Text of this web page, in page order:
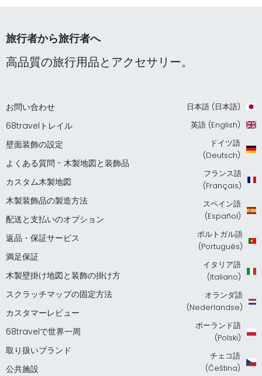
旅行者から旅行者へ
高品質の旅行用品とアクセサリー。
お問い合わせ
68travelトレイル
壁面装飾の設定
よくある質問 - 木製地図と装飾品
カスタム木製地図
木製装飾品の製造方法
配送と支払いのオプション
返品・保証サービス
満足保証
木製壁掛け地図と装飾の掛け方
スクラッチマップの固定方法
カスタマーレビュー
68travelで世界一周
取り扱いブランド
公共施設
日本語 (日本語)
英語 (English)
ドイツ語
(Deutsch)
フランス語
(Français)
スペイン語
(Español)
ポルトガル語
(Português)
イタリア語
(Italiano)
オランダ語
(Nederlandse)
ポーランド語
(Polski)
チェコ語
(Čeština)